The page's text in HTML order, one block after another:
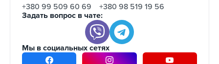
+380 99 509 60 69
+380 98 519 19 56
Задать вопрос в чате:
Мы в социальных сетях